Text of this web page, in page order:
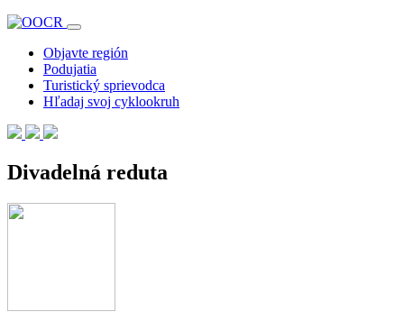
Objavte región
Podujatia
Turistický sprievodca
Hľadaj svoj cyklookruh
Divadelná reduta